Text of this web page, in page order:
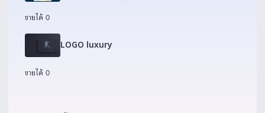
ขายได้ 0
LOGO luxury
ขายได้ 0